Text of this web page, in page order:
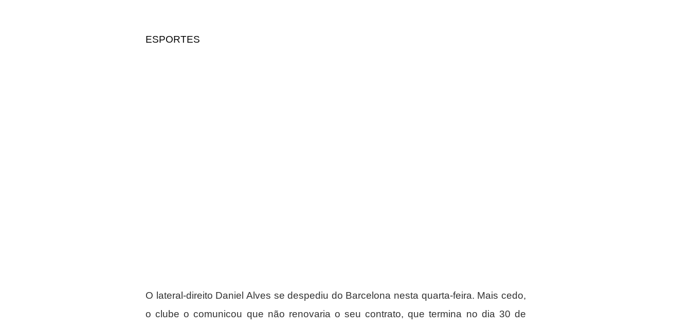
ESPORTES
O lateral-direito Daniel Alves se despediu do Barcelona nesta quarta-feira. Mais cedo,
o clube o comunicou que não renovaria o seu contrato, que termina no dia 30 de